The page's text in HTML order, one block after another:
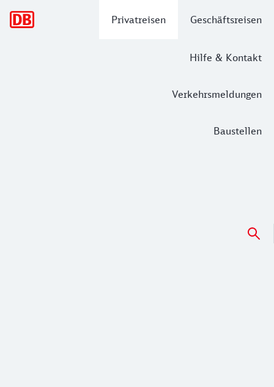
Privatreisen Geschäftsreisen
Hilfe & Kontakt
Verkehrsmeldungen
Baustellen